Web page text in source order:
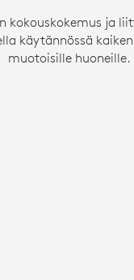
kokouskokemus ja
käytännössä
muotoisille huoneille.
kokouskokemus ja
käytännössä
muotoisille huoneille.
kokouskokemus ja
käytännössä
muotoisille huoneille.